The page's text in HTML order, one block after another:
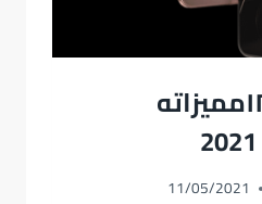
جوال ايفون ١٢مميزاته
11/05/2021